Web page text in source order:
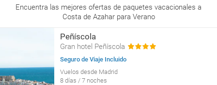
Encuentra las mejores ofertas de paquetes vacacionales a
Costa de Azahar para Verano
Peñíscola
Gran hotel Peñíscola
Seguro de Viaje Incluido
Vuelos desde Madrid
8 días / 7 noches